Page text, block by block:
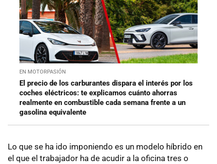
EN MOTORPASIÓN
El precio de los carburantes dispara el interés por los
coches eléctricos: te explicamos cuánto ahorras
realmente en combustible cada semana frente a un
gasolina equivalente
Lo que se ha ido imponiendo es un modelo híbrido en
el que el trabajador ha de acudir a la oficina tres o